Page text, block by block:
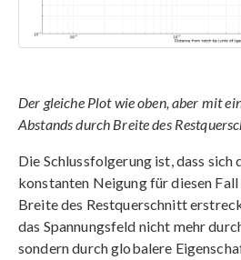
Der gleiche Plot wie oben, aber mit
Abstands durch Breite des
Die Schlussfolgerung ist, dass sich
konstanten Neigung für diesen
Breite des Restquerschnitt
das Spannungsfeld nicht mehr
sondern durch globalere